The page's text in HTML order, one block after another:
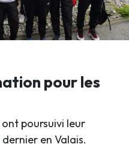
pour les
poursuivi leur
en Valais.